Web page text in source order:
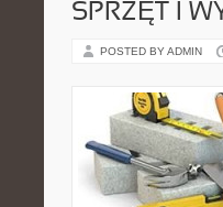
SPRZĘT I
POSTED BY ADMIN